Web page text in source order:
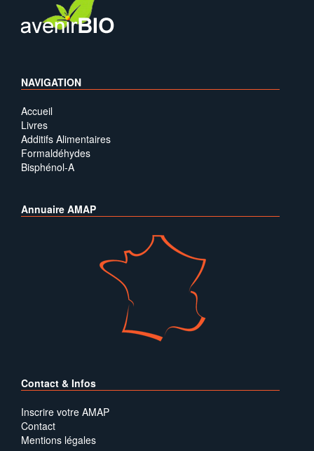
NAVIGATION
Accueil
Livres
Additifs Alimentaires
Formaldéhydes
Bisphénol-A
Annuaire AMAP
Contact & Infos
Inscrire votre AMAP
Contact
Mentions légales